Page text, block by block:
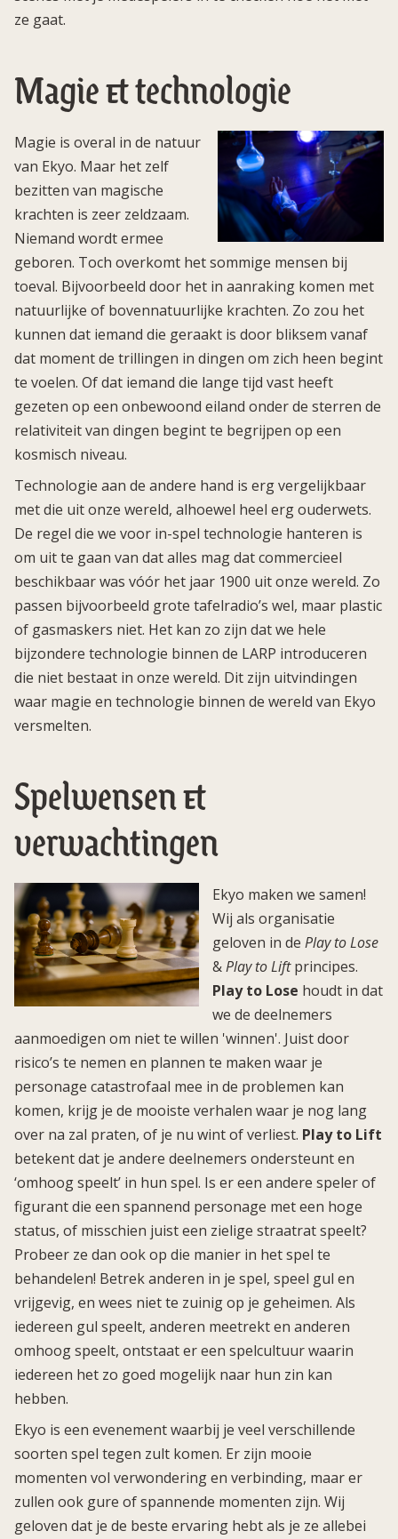
ze gaat.
Magie & technologie
Magie is overal in de natuur
van Ekyo. Maar het zelf
bezitten van magische
krachten is zeer zeldzaam.
Niemand wordt ermee
geboren. Toch overkomt het sommige mensen bij
toeval. Bijvoorbeeld door het in aanraking komen met
natuurlijke of bovennatuurlijke krachten. Zo zou het
kunnen dat iemand die geraakt is door bliksem vanaf
dat moment de trillingen in dingen om zich heen begint
te voelen. Of dat iemand die lange tijd vast heeft
gezeten op een onbewoond eiland onder de sterren de
relativiteit van dingen begint te begrijpen op een
kosmisch niveau.
Technologie aan de andere hand is erg vergelijkbaar
met die uit onze wereld, alhoewel heel erg ouderwets.
De regel die we voor in-spel technologie hanteren is
om uit te gaan van dat alles mag dat commercieel
beschikbaar was vóór het jaar 1900 uit onze wereld. Zo
passen bijvoorbeeld grote tafelradio’s wel, maar plastic
of gasmaskers niet. Het kan zo zijn dat we hele
bijzondere technologie binnen de LARP introduceren
die niet bestaat in onze wereld. Dit zijn uitvindingen
waar magie en technologie binnen de wereld van Ekyo
versmelten.
Spelwensen &
verwachtingen
Ekyo maken we samen!
Wij als organisatie
geloven in de Play to Lose
&Play to Liftprincipes.
Play to Lose houdt in dat
we de deelnemers
aanmoedigen om niet te willen 'winnen'. Juist door
risico’s te nemen en plannen te maken waar je
personage catastrofaal mee in de problemen kan
komen, krijg je de mooiste verhalen waar je nog lang
over na zal praten, of je nu wint of verliest. Play to Lift
betekent dat je andere deelnemers ondersteunt en
‘omhoog speelt’ in hun spel. Is er een andere speler of
figurant die een spannend personage met een hoge
status, of misschien juist een zielige straatrat speelt?
Probeer ze dan ook op die manier in het spel te
behandelen! Betrek anderen in je spel, speel gul en
vrijgevig, en wees niet te zuinig op je geheimen. Als
iedereen gul speelt, anderen meetrekt en anderen
omhoog speelt, ontstaat er een spelcultuur waarin
iedereen het zo goed mogelijk naar hun zin kan
hebben.
Ekyo is een evenement waarbij je veel verschillende
soorten spel tegen zult komen. Er zijn mooie
momenten vol verwondering en verbinding, maar er
zullen ook gure of spannende momenten zijn. Wij
geloven dat je de beste ervaring hebt als je ze allebei